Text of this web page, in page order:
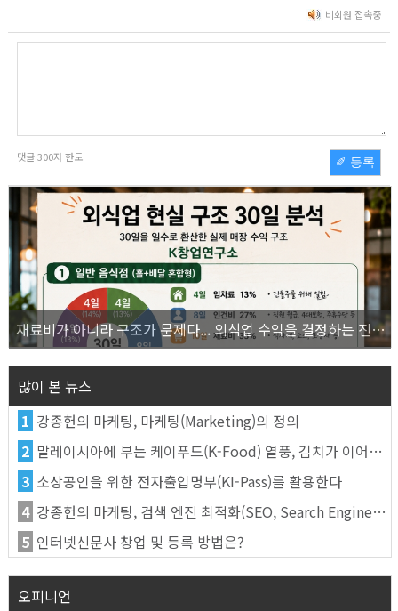
비회원 접속중
댓글300자 한도 ✐ 등록
재료비가 아니라 구조가 문제다... 외식업 수익을 결정하는 진짜 숫자의 비밀
많이 본 뉴스
1 강종헌의 마케팅, 마케팅(Marketing)의 정의
2 말레이시아에 부는 케이푸드(K-Food) 열풍, 김치가 이어간다
3 소상공인을 위한 전자출입명부(KI-Pass)를 활용한다
4 강종헌의 마케팅, 검색 엔진 최적화(SEO, Search Engine Optimization)란
5 인터넷신문사 창업 및 등록 방법은?
오피니언